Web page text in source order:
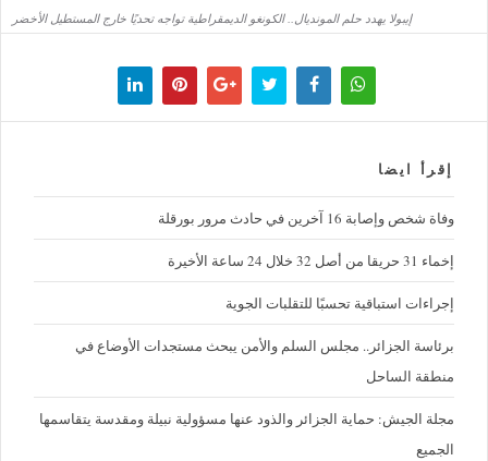
إيبولا يهدد حلم المونديال.. الكونغو الديمقراطية تواجه تحديًا خارج المستطيل الأخضر
إقرأ ايضا
وفاة شخص وإصابة 16 آخرين في حادث مرور بورقلة
إخماء 31 حريقا من أصل 32 خلال 24 ساعة الأخيرة
إجراءات استباقية تحسبًا للتقلبات الجوية
برئاسة الجزائر.. مجلس السلم والأمن يبحث مستجدات الأوضاع في
منطقة الساحل
مجلة الجيش: حماية الجزائر والذود عنها مسؤولية نبيلة ومقدسة يتقاسمها
الجميع